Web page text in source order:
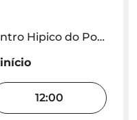
do Porto Santo
12:00